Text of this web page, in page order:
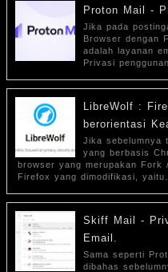
Proton Mail -
Jika pada
Browser dengan
adalah layanan
Privasi
LibreWolf :
berorientasi
Jika sebelumnya
yang berbasis
browser yang merupakan Fork
Firefox yang dimodifikasi,
Skiff Mail -
Email.
Sama seperti
dibahas